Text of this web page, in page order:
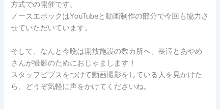
方式での開催です。
ノースエポックはYouTubeと動画制作の部分で今回も協力さ
せていただいています。
そして、なんと今晩は開放施設の数カ所へ、長澤とあやめ
さんが撮影のためにおじゃまします！
スタッフビブスをつけて動画撮影をしている人を見かけた
ら、どうぞ気軽に声をかけてくださいね。